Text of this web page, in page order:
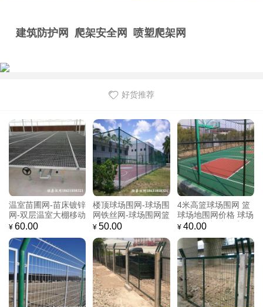
建筑防护网 爬架安全网 喷塑爬架网
好货推荐
高速公路防抛网设计
方案-铁路桥梁防抛
网-防抛网安全技术交
¥ 41.00
看守所钢网墙型号 监
狱外墙围网价格 监狱
哨所隔离网福嘉定制
¥ 93.00
学校操场体育场勾花
围网 篮球排球场防护
网栏 组装式日字型铁
¥ 20.00